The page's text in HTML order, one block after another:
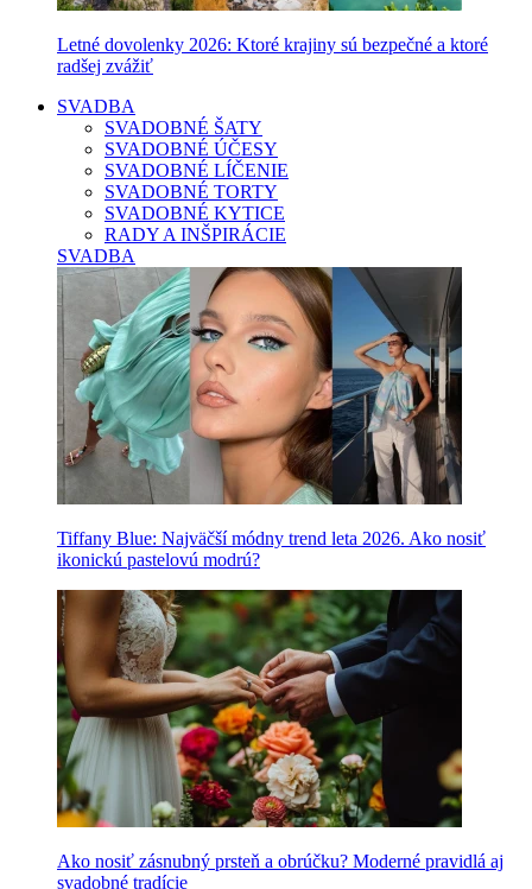
Letné dovolenky 2026: Ktoré krajiny sú bezpečné a ktoré
radšej zvážiť
SVADBA
SVADOBNÉ ŠATY
SVADOBNÉ ÚČESY
SVADOBNÉ LÍČENIE
SVADOBNÉ TORTY
SVADOBNÉ KYTICE
RADY A INŠPIRÁCIE
SVADBA
Tiffany Blue: Najväčší módny trend leta 2026. Ako nosiť
ikonickú pastelovú modrú?
Ako nosiť zásnubný prsteň a obrúčku? Moderné pravidlá aj
svadobné tradície